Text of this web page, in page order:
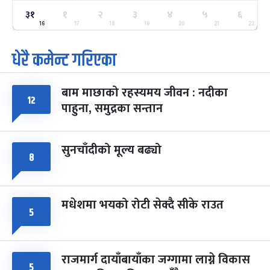
२५
मंगल
ग्याल्पो ल्होसार
फाल्गुन २५, २०८३ Mar 9, 2027
७ महिना बाँकी
७
आइत
पूर्णिमा व्रत
चैत्र ७, २०८३-Mar 21, 2027
८ फागुपूर्णिमा
चैत्र ८, २०८३-Mar 22, 2027
७ महिना बाँकी
३१
16
१
17
२
18
३
19
४
20
५
21
६
22
धेरै कमेन्ट गरिएका
१२ बाम माछाको रहस्यमय जीवन : नदीका
पाहुना, समुद्रका सन्तान
८ सुनचाँदीको मूल्य बढ्यो
५ मधेशमा भयको रोटी सेक्दै सीके राउत
राजमार्ग दायाँबायाँका जग्गामा लाग्ने विकास